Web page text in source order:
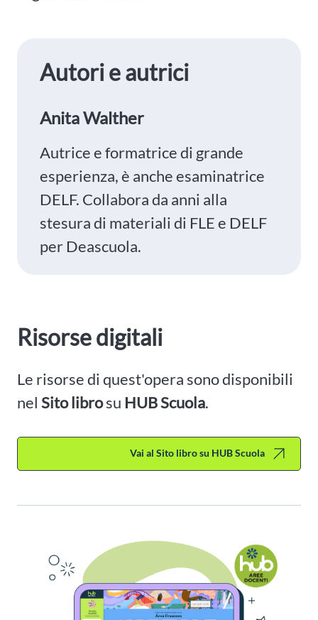
Autori e autrici
Anita Walther
Autrice e formatrice di grande
esperienza, è anche esaminatrice
DELF. Collabora da anni alla
stesura di materiali di FLE e DELF
per Deascuola.
Risorse digitali
Le risorse di quest'opera sono disponibili
nel Sito librosu HUB Scuola.
Vai al Sito libro su HUB Scuola